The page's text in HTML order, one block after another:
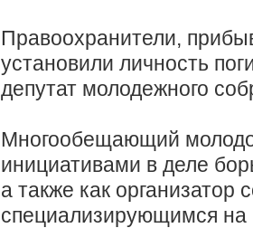
Правоохранители,
установили личность
депутат молодежного
Многообещающий
инициативами в деле
а также как организатор
специализирующимся на